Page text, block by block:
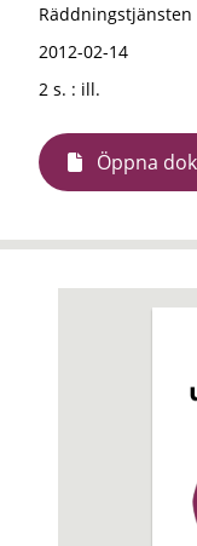
Räddningstjänsten
2012-02-14
2 s. : ill.
Öppna